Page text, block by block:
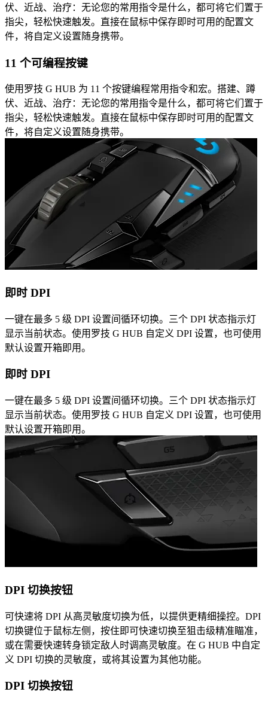
伏、近战、治疗：无论您的常用指令是什么，都可将它们置于
指尖，轻松快速触发。直接在鼠标中保存即时可用的配置文
件，将自定义设置随身携带。
11 个可编程按键
使用罗技 G HUB 为 11 个按键编程常用指令和宏。搭建、蹲
伏、近战、治疗：无论您的常用指令是什么，都可将它们置于
指尖，轻松快速触发。直接在鼠标中保存即时可用的配置文
件，将自定义设置随身携带。
即时 DPI
一键在最多 5 级 DPI 设置间循环切换。三个 DPI 状态指示灯
显示当前状态。使用罗技 G HUB 自定义 DPI 设置，也可使用
默认设置开箱即用。
即时 DPI
一键在最多 5 级 DPI 设置间循环切换。三个 DPI 状态指示灯
显示当前状态。使用罗技 G HUB 自定义 DPI 设置，也可使用
默认设置开箱即用。
DPI 切换按钮
可快速将 DPI 从高灵敏度切换为低，以提供更精细操控。DPI
切换键位于鼠标左侧，按住即可快速切换至狙击级精准瞄准，
或在需要快速转身锁定敌人时调高灵敏度。在 G HUB 中自定
义 DPI 切换的灵敏度，或将其设置为其他功能。
DPI 切换按钮